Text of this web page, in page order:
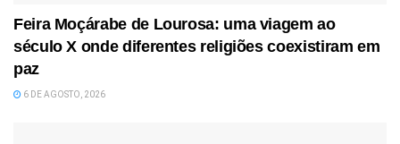
Feira Moçárabe de Lourosa: uma viagem ao
século X onde diferentes religiões coexistiram em
paz
6 DE AGOSTO, 2026